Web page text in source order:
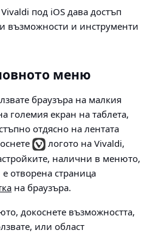
под iOS дава достъп
възможности и инструменти
меню
браузъра на малкия
големия екран на таблета,
отдясно на лентата
логото на Vivaldi,
налични в менюто,
е отворена страница
на браузъра.
докоснете възможността,
или област